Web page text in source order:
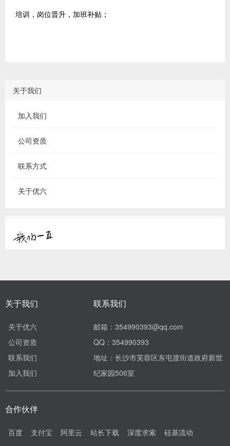
培训，岗位晋升，加班补贴；
关于我们
加入我们
公司资质
联系方式
关于优六
关于我们
关于优六
公司资质
联系我们
加入我们
联系我们
邮箱：354990393@qq.com
QQ：354990393
地址：长沙市芙蓉区东屯渡街道政府新世
纪家园506室
合作伙伴
百度 支付宝 阿里云 站长下载 深度求索 硅基流动